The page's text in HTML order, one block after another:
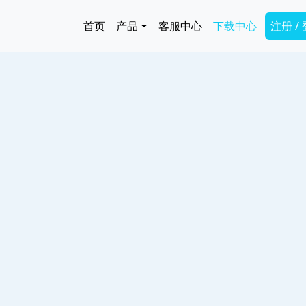
Main navigation
首页 产品 客服中心 下载中心 注册 /